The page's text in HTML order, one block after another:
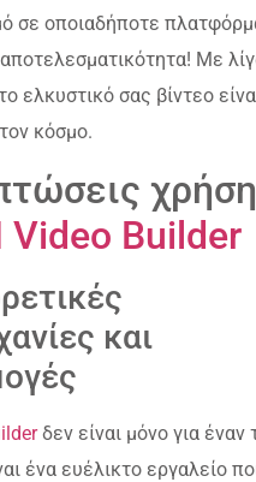
σε οποιαδήποτε
αποτελεσματικότητα! Με
ελκυστικό σας βίντεο
κόσμο.
Video Builder
και
δεν είναι μόνο για έναν
ένα ευέλικτο εργαλείο